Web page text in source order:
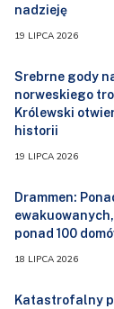
nadzieję
19 LIPCA 2026
Srebrne gody
norweskiego
Królewski
historii
19 LIPCA 2026
Drammen:
ponad 100
18 LIPCA 2026
Katastrofalny